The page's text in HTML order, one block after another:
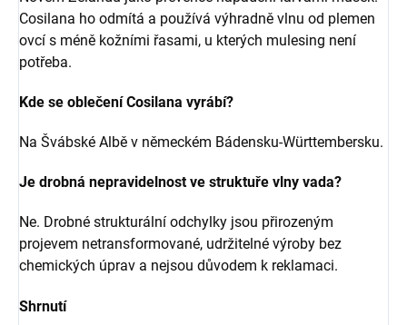
Cosilana ho odmítá a používá výhradně vlnu od plemen
ovcí s méně kožními řasami, u kterých mulesing není
potřeba.
Kde se oblečení Cosilana vyrábí?
Na Švábské Albě v německém Bádensku-Württembersku.
Je drobná nepravidelnost ve struktuře vlny vada?
Ne. Drobné strukturální odchylky jsou přirozeným
projevem netransformované, udržitelné výroby bez
chemických úprav a nejsou důvodem k reklamaci.
Shrnutí